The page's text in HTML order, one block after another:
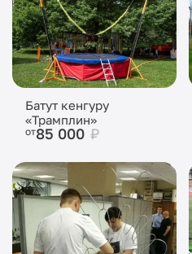
Батут кенгуру
«Трамплин»
от85 000 ₽